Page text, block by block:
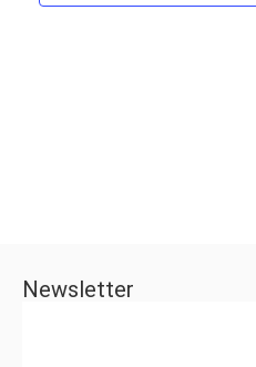
Newsletter